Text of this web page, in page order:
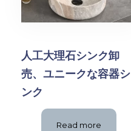
人工大理石シンク卸
売、ユニークな容器シ
ンク
Read more